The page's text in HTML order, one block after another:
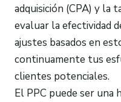
adquisición (CPA) y la
evaluar la efectividad
ajustes basados en
continuamente tus
clientes potenciales.
El PPC puede ser